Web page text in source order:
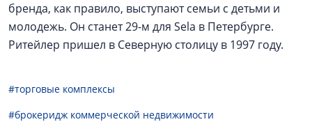
бренда, как правило, выступают семьи с детьми и
молодежь. Он станет 29-м для Sela в Петербурге.
Ритейлер пришел в Северную столицу в 1997 году.
#торговые комплексы
#брокеридж коммерческой недвижимости